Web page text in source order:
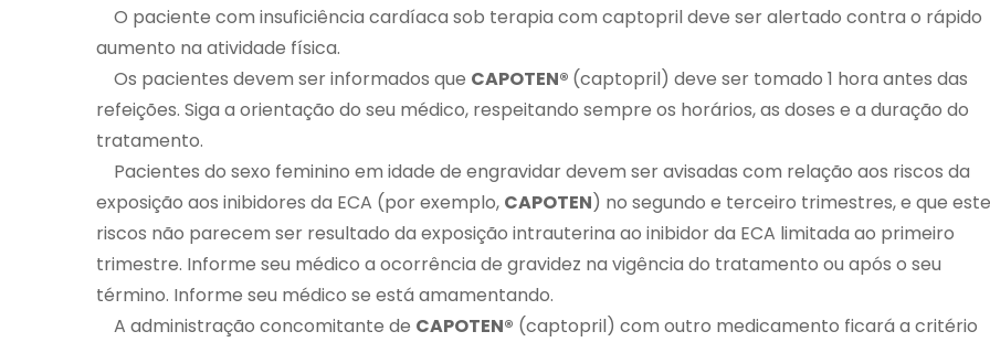
O paciente com insuficiência cardíaca sob terapia com captopril deve ser alertado contra o rápido
aumento na atividade física.
Os pacientes devem ser informados que CAPOTEN® (captopril) deve ser tomado 1 hora antes das
refeições. Siga a orientação do seu médico, respeitando sempre os horários, as doses e a duração do
tratamento.
Pacientes do sexo feminino em idade de engravidar devem ser avisadas com relação aos riscos da
exposição aos inibidores da ECA (por exemplo, CAPOTEN) no segundo e terceiro trimestres, e que
riscos não parecem ser resultado da exposição intrauterina ao inibidor da ECA limitada ao primeiro
trimestre. Informe seu médico a ocorrência de gravidez na vigência do tratamento ou após o seu
término. Informe seu médico se está amamentando.
A administração concomitante de CAPOTEN® (captopril) com outro medicamento ficará a critério